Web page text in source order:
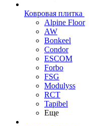
Ковровая плитка
Alpine Floor
AW
Bonkeel
Condor
ESCOM
Forbo
FSG
Modulyss
RCT
Tapibel
Еще